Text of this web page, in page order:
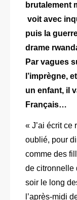
brutalement
voit avec
puis la
drame
Par vagues
l’imprègne,
un enfant, il
Français…
« J’ai écrit ce
oublié, pour
comme des
de citronnelle
soir le long
l’après-midi